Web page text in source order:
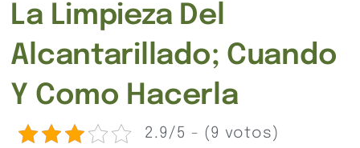
La Limpieza Del
Alcantarillado; Cuando
Y Como Hacerla
2.9/5 - (9 votos)